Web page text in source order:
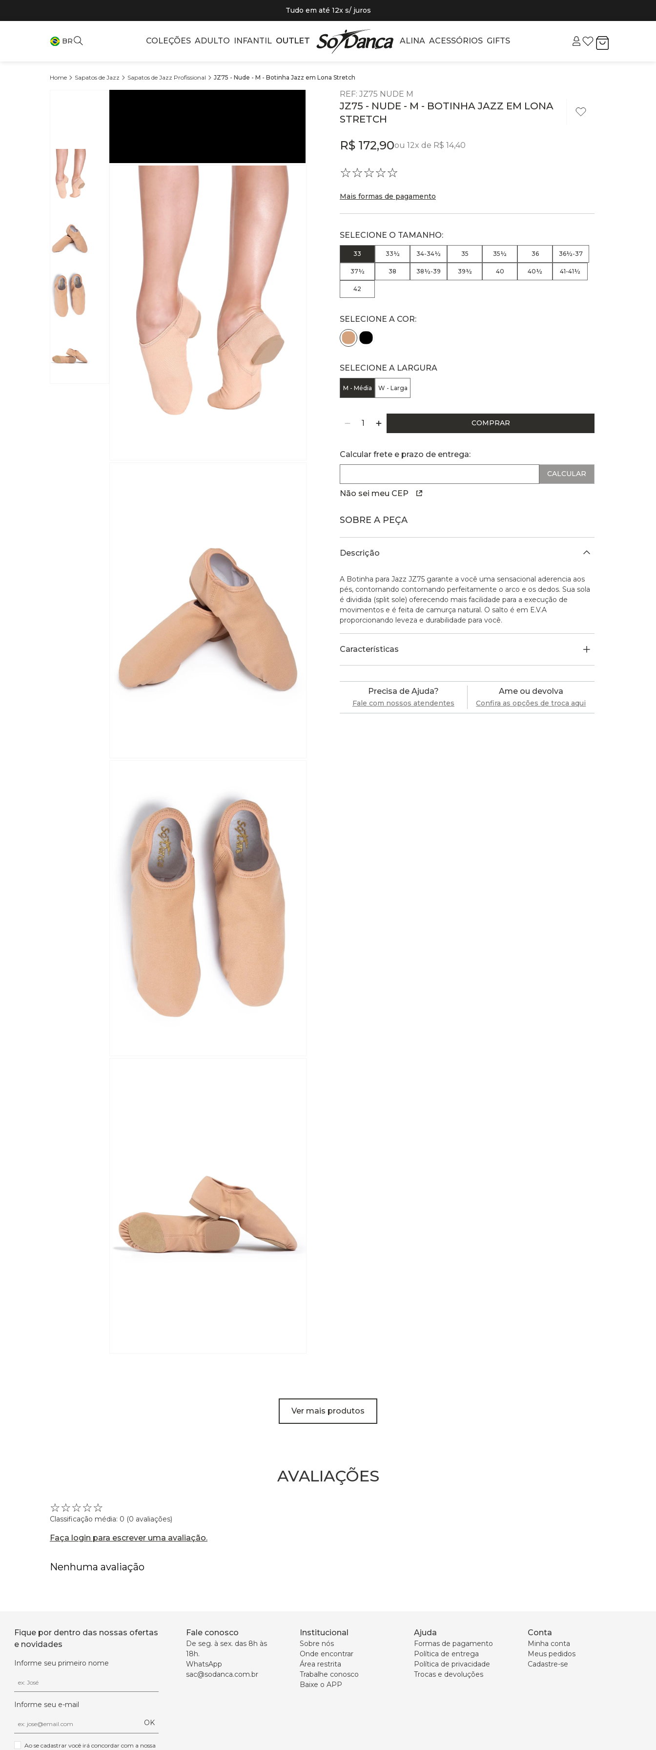
Tudo em até 12x s/ juros
BR COLEÇÕES ADULTO INFANTIL OUTLET ALINA ACESSÓRIOS GIFTS
Sapatos de Jazz Sapatos de Jazz Profissional JZ75 - Nude - M - Botinha Jazz em Lona Stretch
REF: JZ75 NUDE M
JZ75 - NUDE - M - BOTINHA JAZZ EM LONA
STRETCH
R$ 172,90ou 12x de R$ 14,40
☆☆☆☆☆
Mais formas de pagamento
33 33½ 34-34½ 35 35½ 36 36½-37
37½ 38 38½-39 39½ 40 40½ 41-41½
42
SELECIONE A COR:
SELECIONE A LARGURA
M - Média W - Larga
COMPRAR
Calcular frete e prazo de entrega:
Não sei meu CEP
SOBRE A PEÇA
Descrição
A Botinha para Jazz JZ75 garante a você uma sensacional aderencia aos
pés, contornando contornando perfeitamente o arco e os dedos. Sua sola
é dividida (split sole) oferecendo mais facilidade para a execução de
movimentos e é feita de camurça natural. O salto é em E.V.A
proporcionando leveza e durabilidade para você.
Características
Precisa de Ajuda?
Fale com nossos atendentes
Ame ou devolva
Confira as opções de troca aqui
Ver mais produtos
AVALIAÇÕES
☆☆☆☆☆
Classificação média: 0 (0 avaliações)
Faça login para escrever uma avaliação.
Nenhuma avaliação
Fique por dentro das nossas ofertas
e novidades
Informe seu primeiro nome
Informe seu e-mail
OK
Fale conosco
De seg. à sex. das 8h às
18h.
WhatsApp
sac@sodanca.com.br
Institucional
Sobre nós
Onde encontrar
Área restrita
Trabalhe conosco
Baixe o APP
Ajuda
Formas de pagamento
Política de entrega
Política de privacidade
Trocas e devoluções
Conta
Minha conta
Meus pedidos
Cadastre-se